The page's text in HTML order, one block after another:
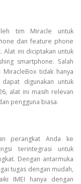
tim Miracle untuk
dan feature phone
Alat ini diciptakan untuk
smartphone. Salah
tidak hanya
digunakan untuk
alat ini masih relevan
pengguna biasa.
perangkat Anda ke
terintegrasi untuk
Dengan antarmuka
tugas dengan mudah,
IMEI hanya dengan